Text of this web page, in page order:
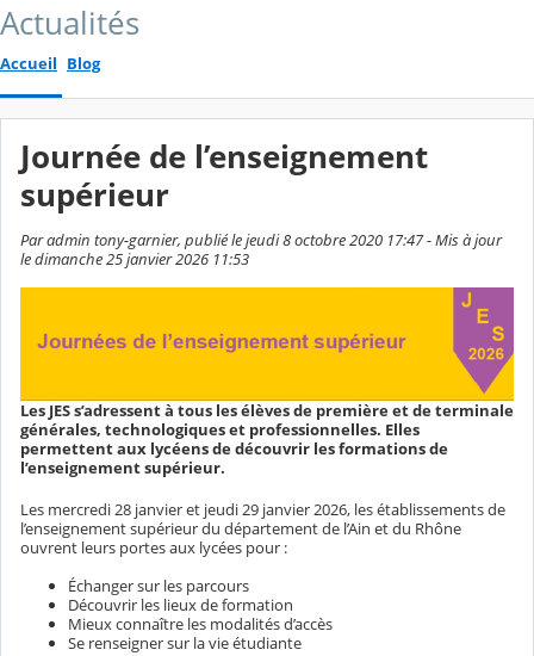
Actualités
Accueil Blog
Journée de l’enseignement
supérieur
Par admin tony-garnier, publié le jeudi 8 octobre 2020 17:47 - Mis à jour
le dimanche 25 janvier 2026 11:53
Les JES s’adressent à tous les élèves de première et de terminale
générales, technologiques et professionnelles. Elles
permettent aux lycéens de découvrir les formations de
l’enseignement supérieur.
Les mercredi 28 janvier et jeudi 29 janvier 2026, les établissements de
l’enseignement supérieur du département de l’Ain et du Rhône
ouvrent leurs portes aux lycées pour :
Échanger sur les parcours
Découvrir les lieux de formation
Mieux connaître les modalités d’accès
Se renseigner sur la vie étudiante